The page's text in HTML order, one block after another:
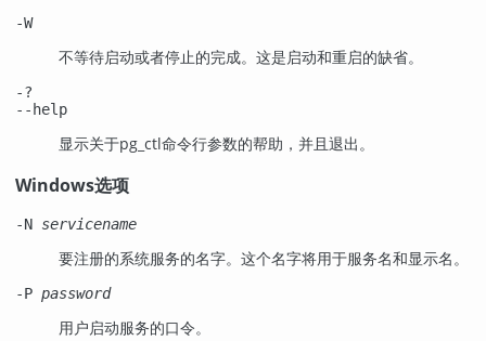
-W
不等待启动或者停止的完成。这是启动和重启的缺省。
-?
--help
显示关于pg_ctl命令行参数的帮助，并且退出。
Windows选项
-N servicename
要注册的系统服务的名字。这个名字将用于服务名和显示名。
-P password
用户启动服务的口令。